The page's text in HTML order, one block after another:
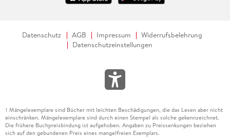
Datenschutz AGB Impressum
Widerrufsbelehrung
Datenschutzeinstellungen
1 Mängelexemplare sind Bücher mit leichten Beschädigungen, die das Lesen aber nicht
einschränken. Mängelexemplare sind durch einen Stempel als solche gekennzeichnet.
Die frühere Buchpreisbindung ist aufgehoben. Angaben zu Preissenkungen beziehen
sich auf den gebundenen Preis eines mangelfreien Exemplars.